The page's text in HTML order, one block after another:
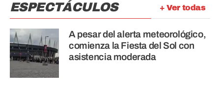
+ Ver todas
ESPECTÁCULOS
A pesar del alerta meteorológico,
comienza la Fiesta del Sol con
asistencia moderada